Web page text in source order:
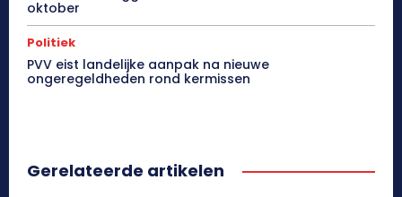
oktober
Politiek
PVV eist landelijke aanpak na nieuwe
ongeregeldheden rond kermissen
Gerelateerde artikelen